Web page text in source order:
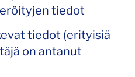
tiedot
tiedot (erityisiä
on antanut